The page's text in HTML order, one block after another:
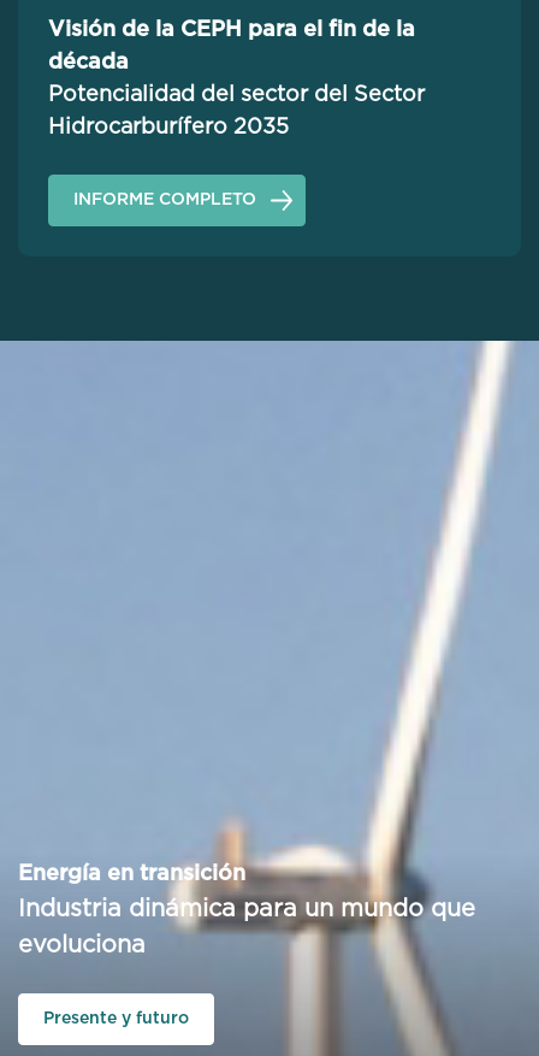
Visión de la CEPH para el fin de la
década
Potencialidad del sector del Sector
Hidrocarburífero 2035
INFORME COMPLETO
Energía en transición
Industria dinámica para un mundo que
evoluciona
Presente y futuro